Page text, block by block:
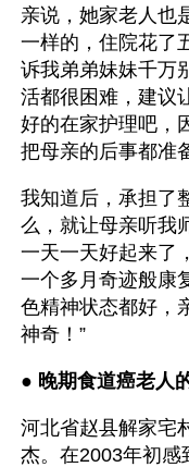
亲说，她家老人也
一样的，住院花了
诉我弟弟妹妹千万
活都很困难，建议
好的在家护理吧，
把母亲的后事都准
我知道后，承担了
么，就让母亲听我
一天一天好起来了
一个多月奇迹般康
色精神状态都好，
神奇！”
● 晚期食道癌老人
河北省赵县解家宅
杰。在2003年初感